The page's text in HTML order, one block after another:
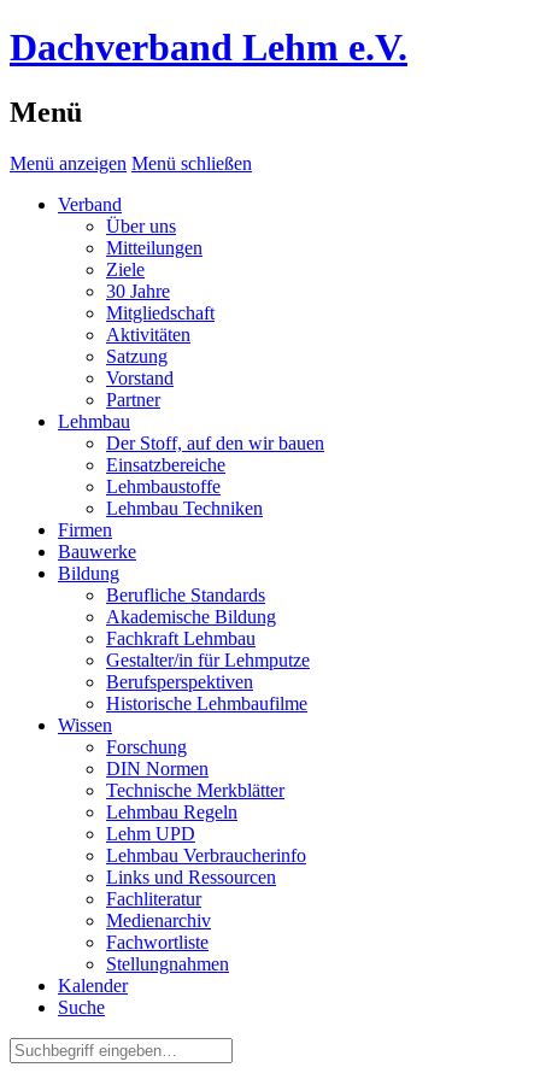
Dachverband Lehm e.V.
Menü
Menü anzeigen Menü schließen
Verband
Über uns
Mitteilungen
Ziele
30 Jahre
Mitgliedschaft
Aktivitäten
Satzung
Vorstand
Partner
Lehmbau
Der Stoff, auf den wir bauen
Einsatzbereiche
Lehmbaustoffe
Lehmbau Techniken
Firmen
Bauwerke
Bildung
Berufliche Standards
Akademische Bildung
Fachkraft Lehmbau
Gestalter/in für Lehmputze
Berufsperspektiven
Historische Lehmbaufilme
Wissen
Forschung
DIN Normen
Technische Merkblätter
Lehmbau Regeln
Lehm UPD
Lehmbau Verbraucherinfo
Links und Ressourcen
Fachliteratur
Medienarchiv
Fachwortliste
Stellungnahmen
Kalender
Suche